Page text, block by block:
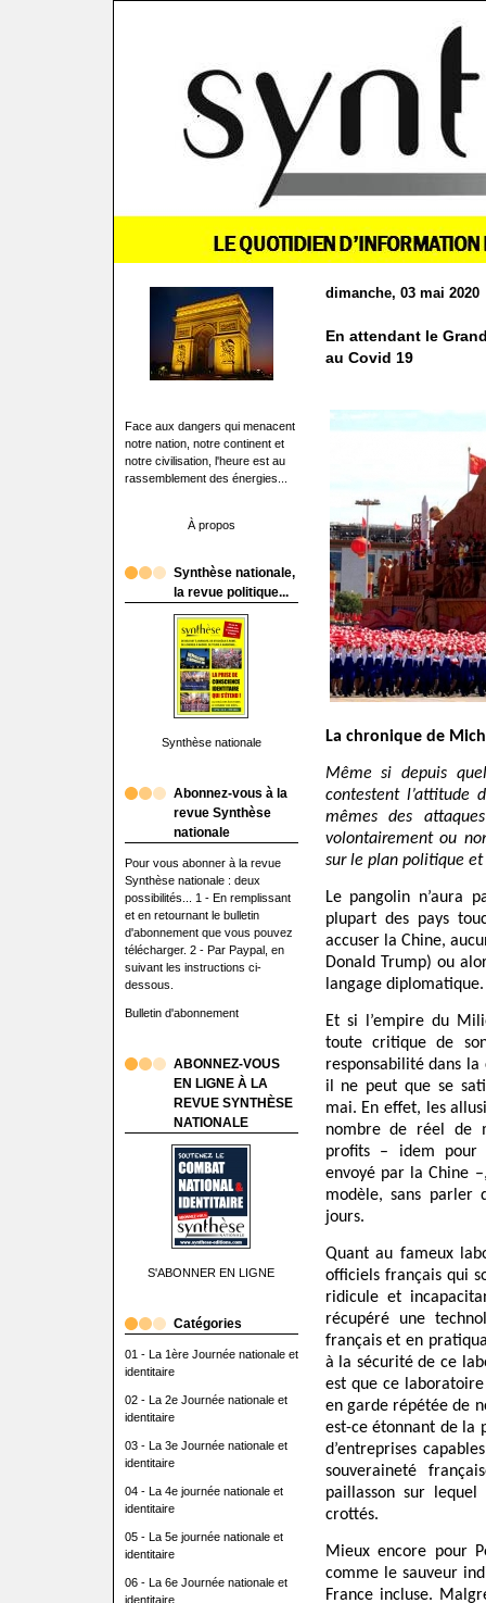
Face aux dangers qui menacent
notre nation, notre continent et
notre civilisation, l'heure est au
rassemblement des énergies...
À propos
Synthèse nationale,
la revue politique...
Synthèse nationale
Abonnez-vous à la
revue Synthèse
nationale
Pour vous abonner à la revue
Synthèse nationale : deux
possibilités... 1 - En remplissant
et en retournant le bulletin
d'abonnement que vous pouvez
télécharger. 2 - Par Paypal, en
suivant les instructions ci-
dessous.
Bulletin d'abonnement
ABONNEZ-VOUS
EN LIGNE À LA
REVUE SYNTHÈSE
NATIONALE
S'ABONNER EN LIGNE
Catégories
01 - La 1ère Journée nationale et
identitaire
02 - La 2e Journée nationale et
identitaire
03 - La 3e Journée nationale et
identitaire
04 - La 4e journée nationale et
identitaire
05 - La 5e journée nationale et
identitaire
06 - La 6e Journée nationale et
identitaire
dimanche, 03 mai 2020
En attendant le
au Covid 19
La chronique de
Même si depuis
contestent l’attitude
mêmes des
volontairement ou
sur le plan politique
Le pangolin n’aura
plupart des pays
accuser la Chine,
Donald Trump) ou
langage diplomatique.
Et si l’empire du
toute critique de
responsabilité dans
il ne peut que se
mai. En effet, les
nombre de réel de
profits – idem pour
envoyé par la Chine
modèle, sans parler
jours.
Quant au fameux
officiels français qui
ridicule et
récupéré une
français et en
à la sécurité de ce
est que ce
en garde répétée de
est-ce étonnant de la
d’entreprises
souveraineté
paillasson sur
crottés.
Mieux encore pour
comme le sauveur
France incluse.